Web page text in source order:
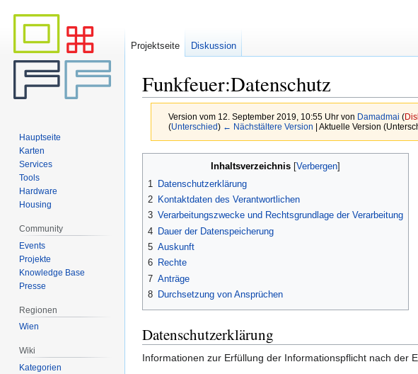
Funkfeuer:Datenschutz
Version vom 12. September 2019, 10:55 Uhr von Damadmai (
(Unterschied) ← Nächstältere Version | Aktuelle Version
Inhaltsverzeichnis
1
Datenschutzerklärung
2 Kontaktdaten des Verantwortlichen
3 Verarbeitungszwecke und Rechtsgrundlage der Verarbeitung
4 Dauer der Datenspeicherung
5 Auskunft
6 Rechte
7 Anträge
8 Durchsetzung von Ansprüchen
Datenschutzerklärung
Informationen zur Erfüllung der Informationspflicht nach der
Projektseite Diskussion
Hauptseite
Karten
Services
Tools
Hardware
Housing
Community
Events
Projekte
Knowledge Base
Presse
Regionen
Wien
Wiki
Kategorien